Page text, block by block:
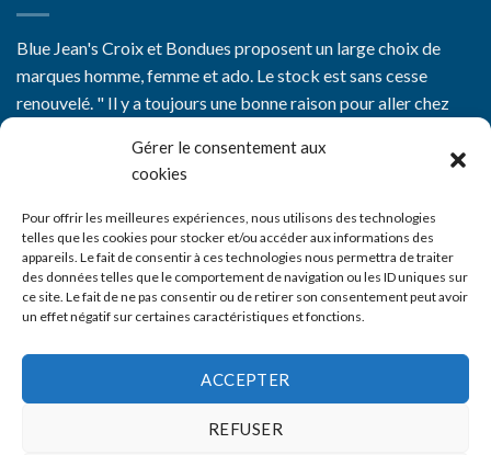
Gérer le consentement aux
cookies
Pour offrir les meilleures expériences, nous utilisons des technologies
telles que les cookies pour stocker et/ou accéder aux informations des
appareils. Le fait de consentir à ces technologies nous permettra de traiter
des données telles que le comportement de navigation ou les ID uniques sur
ce site. Le fait de ne pas consentir ou de retirer son consentement peut avoir
un effet négatif sur certaines caractéristiques et fonctions.
ACCEPTER
REFUSER
Blue Jean's Croix et Bondues proposent un large choix de
marques homme, femme et ado. Le stock est sans cesse
renouvelé. " Il y a toujours une bonne raison pour aller chez
CGV
Mentions Légales